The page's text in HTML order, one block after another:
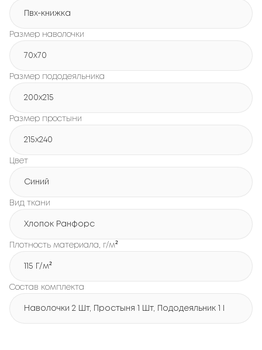
Пвх-книжка
Размер наволочки
70x70
Размер пододеяльника
200х215
Размер простыни
215х240
Цвет
Синий
Вид ткани
Хлопок Ранфорс
Плотность материала, г/м²
115 Г/м²
Состав комплекта
Наволочки 2 Шт, Простыня 1 Шт, Пододеяльник 1 Шт